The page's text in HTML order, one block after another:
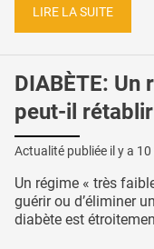
LIRE LA SUITE
DIABÈTE:
peut-il
Actualité publiée il y a 10
Un régime « très
guérir ou d’éliminer
diabète est